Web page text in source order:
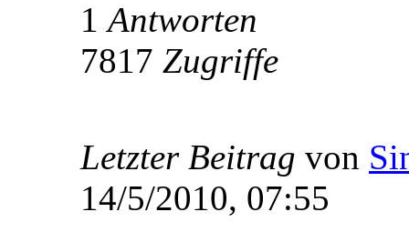
1Antworten
7817 Zugriffe
Letzter Beitrag von
14/5/2010, 07:55